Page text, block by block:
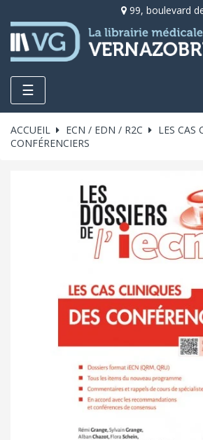
99, boulevard
Toggle
navigation
☰
ACCUEIL ECN / EDN / R2C
LES CAS
CONFÉRENCIERS